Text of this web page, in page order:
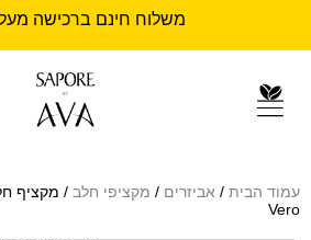
משלוח חינם ברכישה מעל 299
עמוד הבית / אביזרים / מקציפי חלב / מקציף
Vero